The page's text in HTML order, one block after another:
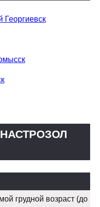
Георгиевск
грудной возраст (до